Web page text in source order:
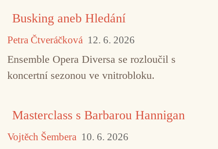
Busking aneb Hledání
Petra Čtveráčková 12. 6. 2026
Ensemble Opera Diversa se rozloučil s
koncertní sezonou ve vnitrobloku.
Masterclass s Barbarou Hannigan
Vojtěch Šembera 10. 6. 2026